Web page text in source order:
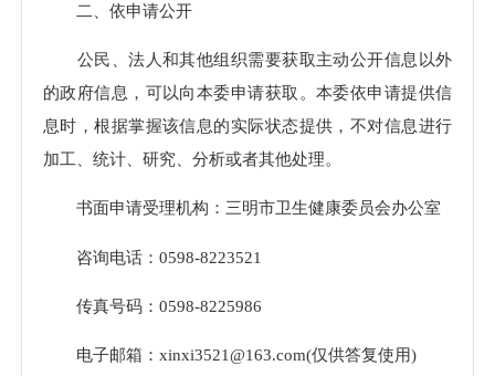
二、依申请公开
公民、法人和其他组织需要获取主动公开信息以外
的政府信息，可以向本委申请获取。本委依申请提供信
息时，根据掌握该信息的实际状态提供，不对信息进行
加工、统计、研究、分析或者其他处理。
书面申请受理机构：三明市卫生健康委员会办公室
咨询电话：0598-8223521
传真号码：0598-8225986
电子邮箱：xinxi3521@163.com(仅供答复使用)